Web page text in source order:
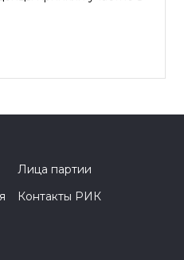
Лица партии
Контакты РИК